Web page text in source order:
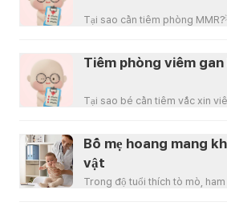
Tại sao cần tiêm phòng
Tiêm phòng viêm gan
Tại sao bé cần tiêm vắc xin
Bố mẹ hoang mang
vật
Trong độ tuổi thích tò mò,